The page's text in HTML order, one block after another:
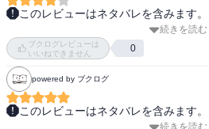
このレビューはネタバレを含みます。
ようやく大きく話が動いた！　そして
ないだろうけど、嬉しいね。
ここからは話が収束していくんだろう
が整うまでに時間かかり過ぎた感じもす
がいるから、二転三転する展開がみたい
かな...？
続きを読む
ブクログレビューは
いいねできません
0
powered by ブクログ
このレビューはネタバレを含みます。
続きを読む